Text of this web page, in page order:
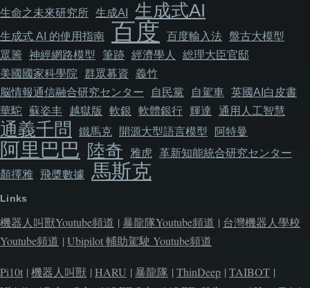
生命之未來研究所 生成AI 生成式AI
生成式 AI 的使用指南 百度 百度輸入法 盤古大模型
眾籌
神經網路模型 筆跡 經濟學人
総理大臣官邸
美國國家科學院
群眾募資
義竹
脳情報通信融合研究センター
自民黨 自駕車 英國AI白皮書
華駝 蘇姿丰 越獄版 軟銀 軟體銀行 輝達 通用人工智慧
通義千問 鐵馬克 開源大型語言模型 阿特曼
阿里巴巴 陸奇 雅虎
革新知能統合研究センター
顏擇雅 飛槳數據 馬斯克
Links
機器人叫獸Youtube頻道 | 暴龍隊Youtube頻道 | 台灣機器人學校
Youtube頻道 | Ubipilot 輔助駕駛 Youtube頻道
Pi10t | 機器人叫獸 | HARU | 暴龍隊 | ThinDeep | TAIBOT |